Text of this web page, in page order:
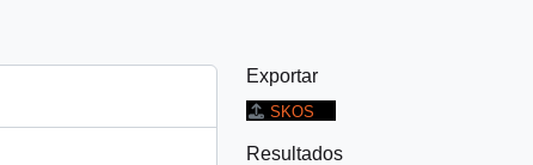
Exportar
SKOS
Resultados